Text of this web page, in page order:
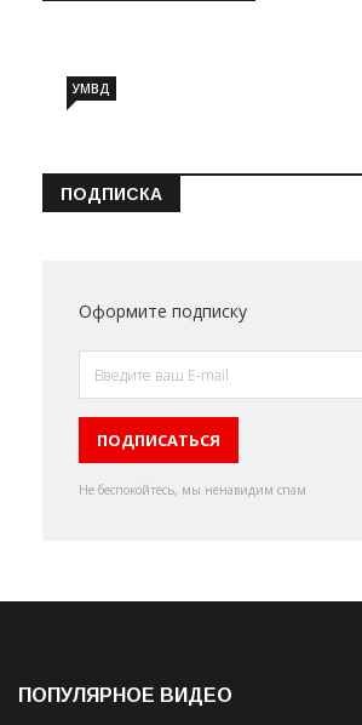
УМВД
ПОДПИСКА
Оформите подписку
Не беспокойтесь, мы ненавидим спам
ПОПУЛЯРНОЕ ВИДЕО